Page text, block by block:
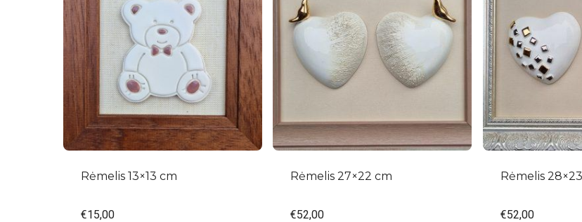
Rėmelis 13×13 cm
€15,00
Rėmelis 27×22 cm
€52,00
Rėmelis
€52,00